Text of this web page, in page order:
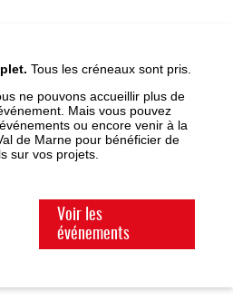
Tous les créneaux sont pris.
ne pouvons accueillir plus de
Mais vous pouvez
ou encore venir à la
de Marne pour bénéficier de
sur vos projets.
Voir les
événements